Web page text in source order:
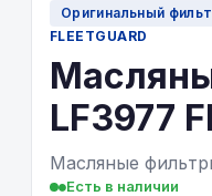
Оригинальный
FLEETGUARD
LF3977
Масляные
Есть в наличии